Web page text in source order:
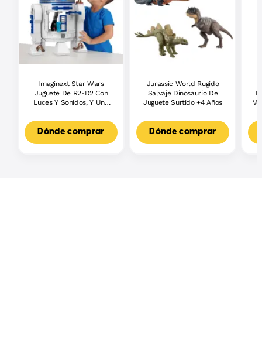
Imaginext Star Wars
Juguete De R2-D2 Con
Luces Y Sonidos, Y Una
3Po, Para Niños Y Niñas
Dónde comprar
Jurassic World Rugido
Salvaje Dinosaurio De
Juguete Surtido +4 Años
Dónde comprar